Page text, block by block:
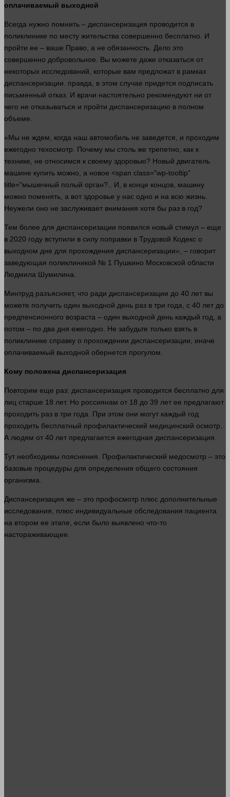
оплачиваемый выходной
Всегда нужно помнить – диспансеризация проводится в
поликлинике по месту жительства совершенно бесплатно. И
пройти ее – ваше Право , а не обязанность. Дело это
совершенно добровольное. Вы можете даже отказаться от
некоторых исследований, которые вам предложат в рамках
диспансеризации. правда , в этом случае придется подписать
письменный отказ. И врачи настоятельно рекомендуют ни от
чего не отказываться и пройти диспансеризацию в полном
объеме.
«Мы не ждем, когда наш автомобиль не заведется, и проходим
ежегодно техосмотр. Почему мы столь же трепетно, как к
технике, не относимся к своему здоровью? Новый двигатель
машине купить можно, а новое <span class="wp-tooltip"
title="мышечный полый орган?.. И, в конце концов, машину
можно поменять, а вот здоровье у нас одно и на всю жизнь
Неужели оно не заслуживает внимания хотя бы раз в год?
Тем более для диспансеризации появился новый стимул – еще
в 2020 году вступили в силу поправки в Трудовой Кодекс о
выходном дне для прохождения диспансеризации», – говорит
заведующая поликлиникой № 1 Пушкино Московской области
Людмила Шумилина.
Минтруд разъясняет, что ради диспансеризации до 40 лет вы
можете получить один выходной день раз в три года , с 40 лет до
предпенсионного возраста – один выходной день каждый год, а
потом – по два дня ежегодно. Не забудьте только взять в
поликлинике справку о прохождении диспансеризации, иначе
оплачиваемый выходной обернется прогулом.
Кому положена диспансеризация
Повторим еще раз: диспансеризация проводится бесплатно для
лиц старше 18 лет. Но россиянам от 18 до 39 лет ее предлагают
проходить раз в три года . При этом они могут каждый год
проходить бесплатный профилактический медицинский осмотр
А людям от 40 лет предлагается ежегодная диспансеризация.
Тут необходимы пояснения. Профилактический медосмотр – это
базовые процедуры для определения общего состояния
организма.
Диспансеризация же – это профосмотр плюс дополнительные
исследования, плюс индивидуальные обследования пациента
на втором ее этапе, если было выявлено что-то
настораживающее.